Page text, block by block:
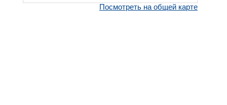
Посмотреть на общей карте